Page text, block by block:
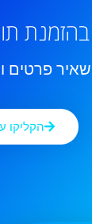
פרטים
הקליקו